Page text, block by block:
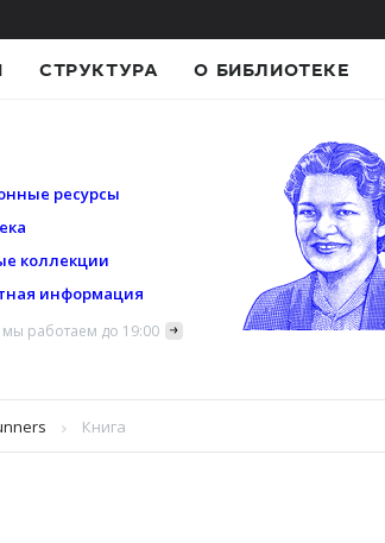
СТРУКТУРА О БИБЛИОТЕКЕ
ресурсы
коллекции
информация
мы работаем до 19:00
Книга